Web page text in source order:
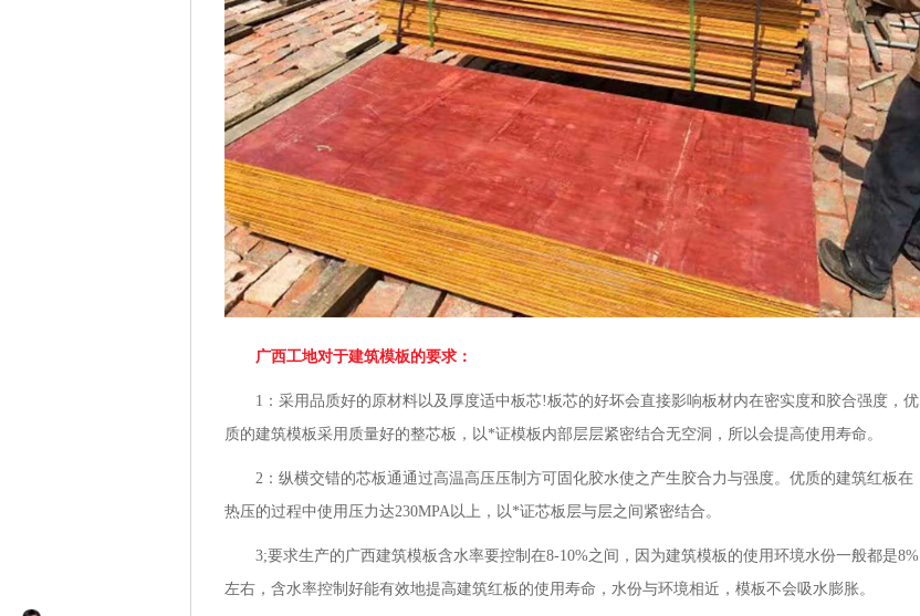
广西工地对于建筑模板的要求：
1：采用品质好的原材料以及厚度适中板芯!板芯的好坏会直接影响板材内在密实度和胶合强度，优
质的建筑模板采用质量好的整芯板，以*证模板内部层层紧密结合无空洞，所以会提高使用寿命。
2：纵横交错的芯板通通过高温高压压制方可固化胶水使之产生胶合力与强度。优质的建筑红板在
热压的过程中使用压力达230MPA以上，以*证芯板层与层之间紧密结合。
3;要求生产的广西建筑模板含水率要控制在8-10%之间，因为建筑模板的使用环境水份一般都是8%
左右，含水率控制好能有效地提高建筑红板的使用寿命，水份与环境相近，模板不会吸水膨胀。